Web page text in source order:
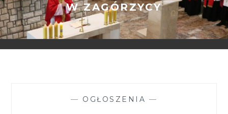
W ZAGÓRZYCY
— OGŁOSZENIA —